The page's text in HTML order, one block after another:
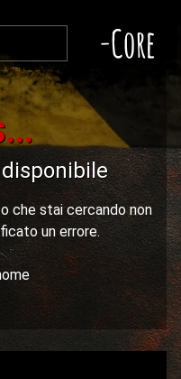
-Core
che stai cercando non
un errore.